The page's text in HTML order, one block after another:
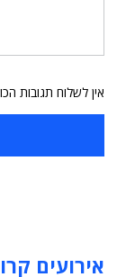
אין לשלוח תגובות
אירועים